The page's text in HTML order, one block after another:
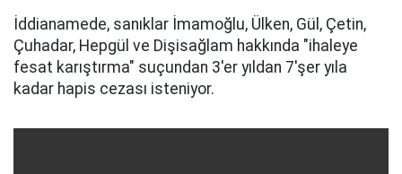
İddianamede, sanıklar İmamoğlu, Ülken, Gül, Çetin,
Çuhadar, Hepgül ve Dişisağlam hakkında "ihaleye
fesat karıştırma" suçundan 3'er yıldan 7'şer yıla
kadar hapis cezası isteniyor.